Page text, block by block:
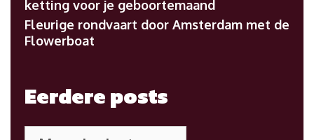
ketting voor je geboortemaand
Fleurige rondvaart door Amsterdam met de
Flowerboat
Eerdere posts